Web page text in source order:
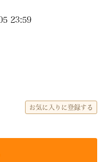
23:59
お気に入りに登録する